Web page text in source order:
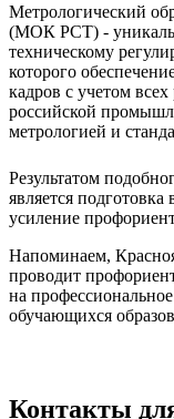
Метрологический
(МОК РСТ) -
техническому
которого
кадров с учетом
российской
метрологией и
Результатом
является
усиление
Напоминаем,
проводит
на
обучающихся
Контакты